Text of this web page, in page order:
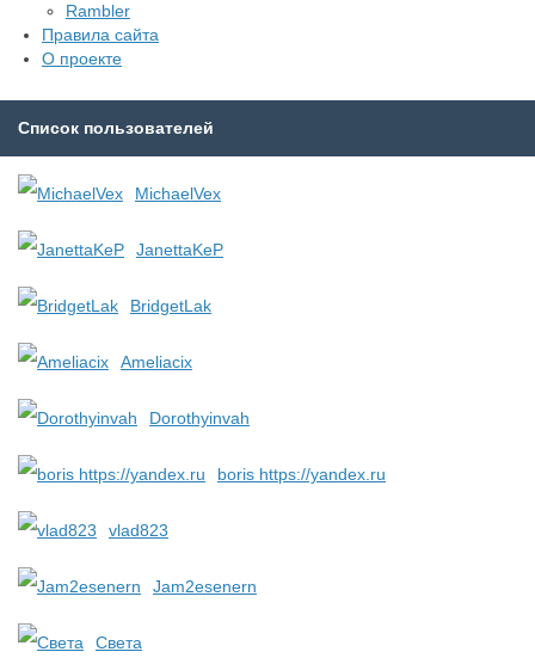
Rambler
Правила сайта
О проекте
Список пользователей
MichaelVex
JanettaKeP
BridgetLak
Ameliacix
Dorothyinvah
boris https://yandex.ru
vlad823
Jam2esenern
Света